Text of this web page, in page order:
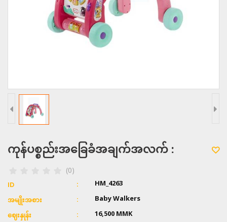
ကုန်ပစ္စည်းအခြေခံအချက်အလက် :
(0)
ID HM_4263
အမျိုးအစား Baby Walkers
ဈေးနှုန်း 16,500MMK